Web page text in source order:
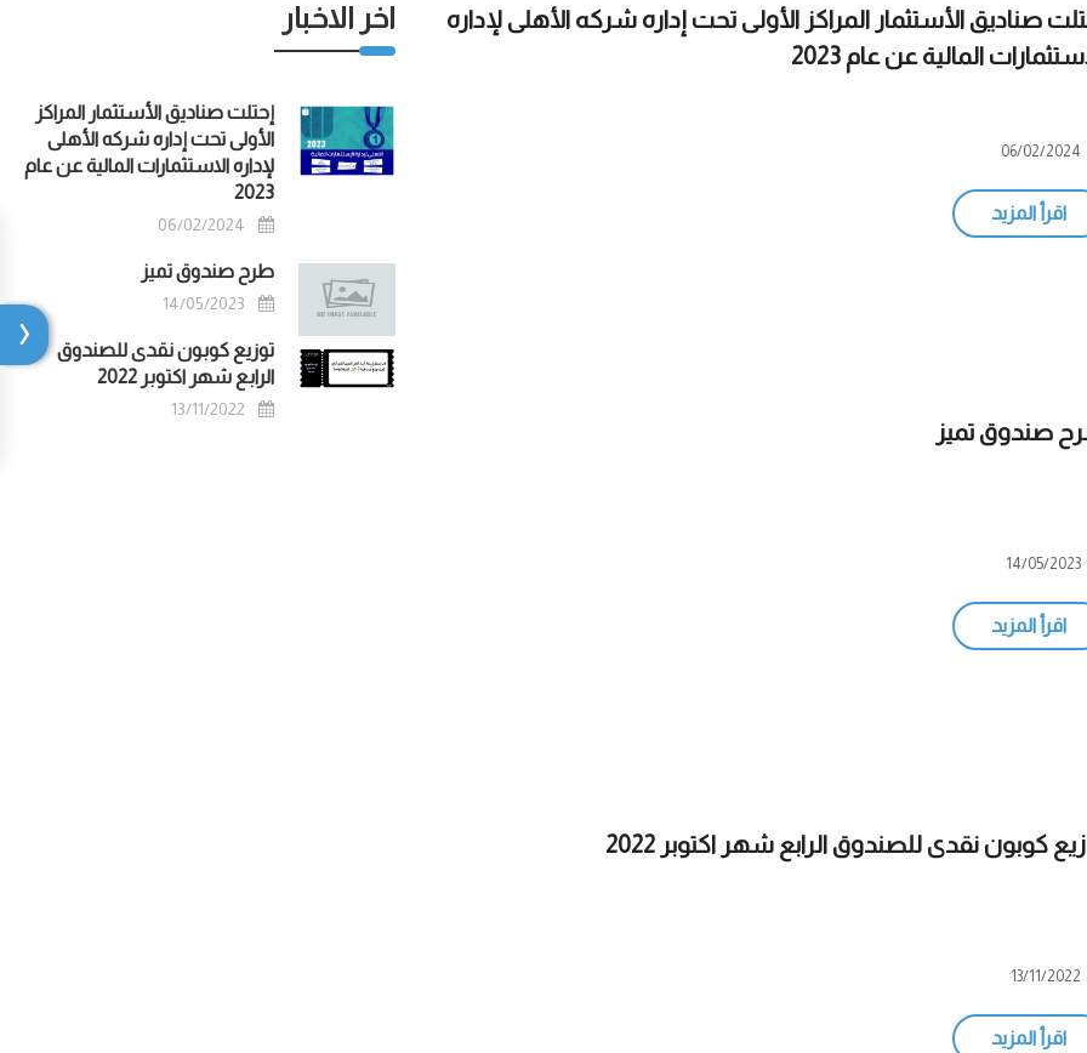
صناديق الأستثمار المراكز الأولى تحت إداره شركه الأهلى لإداره
المالية عن عام 2023
06/02/2024
اقرأ المزيد
صندوق تميز
14/05/2023
اقرأ المزيد
كوبون نقدى للصندوق الرابع شهر اكتوبر 2022
13/11/2022
اقرأ المزيد
اخر الاخبار
إحتلت صناديق الأستثمار المراكز
الأولى تحت إداره شركه الأهلى
لإداره الاستثمارات المالية عن عام
2023
06/02/2024
طرح صندوق تميز
14/05/2023
توزيع كوبون نقدى للصندوق
الرابع شهر اكتوبر 2022
13/11/2022